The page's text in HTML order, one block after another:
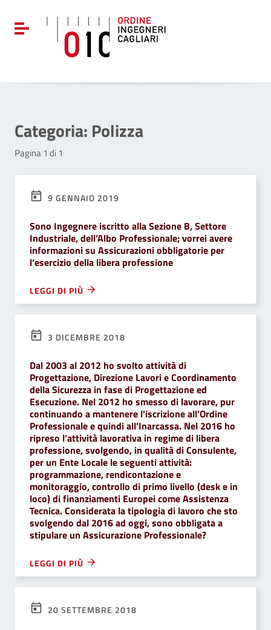
Vai al menu di navigazione
Vai al footer
Attiva / disattiva la navigazione
Categoria: Polizza
Pagina 1 di 1
9 GENNAIO 2019
Sono Ingegnere iscritto alla Sezione B, Settore
Industriale, dell’Albo Professionale; vorrei avere
informazioni su Assicurazioni obbligatorie per
l’esercizio della libera professione
LEGGI DI PIÙ
3 DICEMBRE 2018
Dal 2003 al 2012 ho svolto attività di
Progettazione, Direzione Lavori e Coordinamento
della Sicurezza in fase di Progettazione ed
Esecuzione. Nel 2012 ho smesso di lavorare, pur
continuando a mantenere l’iscrizione all’Ordine
Professionale e quindi all’Inarcassa. Nel 2016 ho
ripreso l’attività lavorativa in regime di libera
professione, svolgendo, in qualità di Consulente,
per un Ente Locale le seguenti attività:
programmazione, rendicontazione e
monitoraggio, controllo di primo livello (desk e in
loco) di finanziamenti Europei come Assistenza
Tecnica. Considerata la tipologia di lavoro che sto
svolgendo dal 2016 ad oggi, sono obbligata a
stipulare un Assicurazione Professionale?
LEGGI DI PIÙ
20 SETTEMBRE 2018